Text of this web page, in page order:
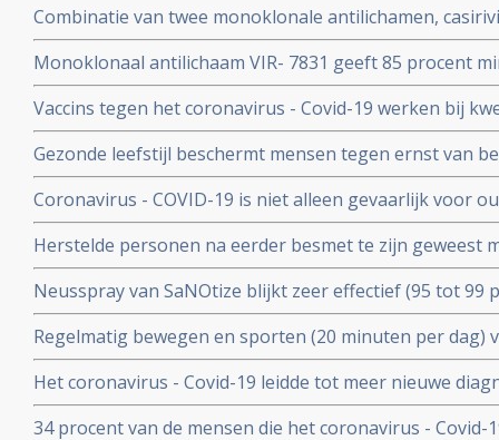
Combinatie van twee monoklonale antilichamen,
COV) kan ernstig zieke Covid-19 patienten die zelf
behoeden voor overlijden
Monoklonaal antilichaam VIR- 7831 geeft 85 procent
overlijden bij patienten met het coronavirus - COVID-
vergelijking met placebo
Vaccins tegen het coronavirus - Covid-19 werken bij
kankerpatienten onvoldoende blijkt uit groot
Gezonde leefstijl beschermt mensen tegen ernst van
- Covid-19. Blijkt uit groot Engels bevolkingsonderzoek
Coronavirus - COVID-19 is niet alleen gevaarlijk voor
volwassenen van middelbare leeftijd blijkt uit grote
Herstelde personen na eerder besmet te zijn geweest
waren niet besmettelijk voor anderen blijkt uit
professionele basketballers en personeel.
Neusspray van SaNOtize blijkt zeer effectief (95 tot 99
met het coronavirus - Covid-19 zowel bij lichte als
Regelmatig bewegen en sporten (20 minuten per
en leidt tot minder ziekenhuisopnames en sterfte door
Het coronavirus - Covid-19 leidde tot meer nieuwe
uitzaaiingen dan gebruikelijk. Ook werden
uitgesteld en onderbroken
34 procent van de mensen die het coronavirus -